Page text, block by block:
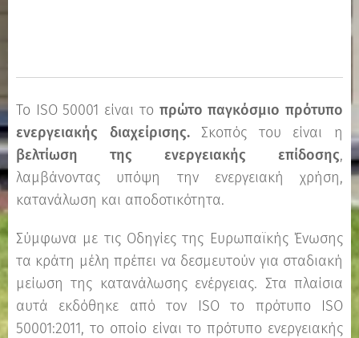
Το ISO 50001 είναι το πρώτο παγκόσμιο πρότυπο
ενεργειακής διαχείρισης.Σκοπός του είναι η
βελτίωση της ενεργειακής επίδοσης,
λαμβάνοντας υπόψη την ενεργειακή χρήση,
κατανάλωση και αποδοτικότητα.
Σύμφωνα με τις Οδηγίες της Ευρωπαϊκής Ένωσης
τα κράτη μέλη πρέπει να δεσμευτούν για σταδιακή
μείωση της κατανάλωσης ενέργειας. Στα πλαίσια
αυτά εκδόθηκε από τον ISO το πρότυπο ISO
50001:2011, το οποίο είναι το πρότυπο ενεργειακής